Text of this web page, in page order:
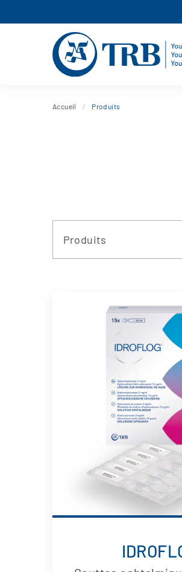
Accueil Produits
Produits